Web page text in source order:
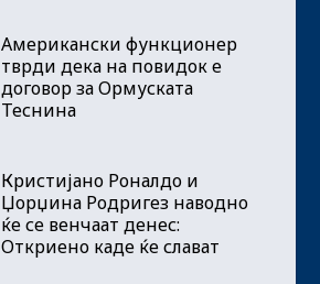
Американски функционер
тврди дека на повидок е
договор за Ормуската
Теснина
Кристијано Роналдо и
Џорџина Родригез наводно
ќе се венчаат денес:
Откриено каде ќе слават